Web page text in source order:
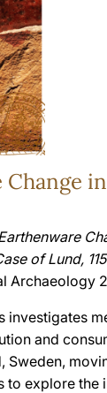
Change
of Lund,
Archaeology
investigates
and
Sweden,
to explore the